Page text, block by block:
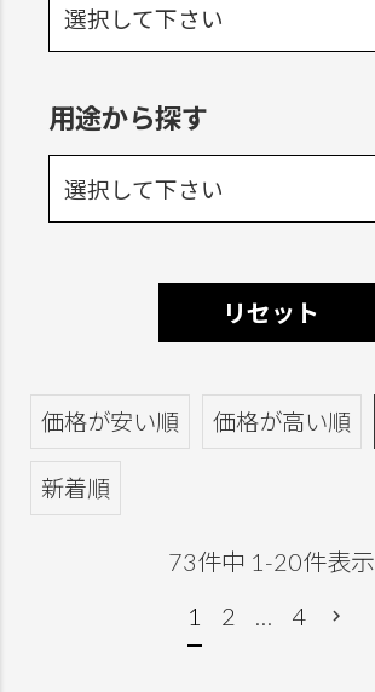
選択して下さい
用途から探す
選択して下さい
リセット
価格が安い順 価格が高い順
新着順
73件中 1 -20件表示
1
2 … 4